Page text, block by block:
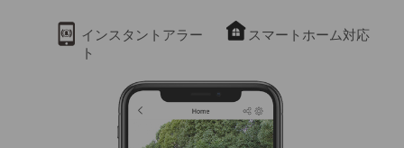
インスタントアラー
ト
スマートホーム対応